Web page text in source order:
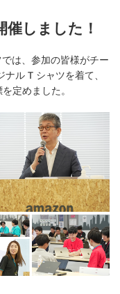
しました！
は、参加の皆様がチー
ル T シャツを着て、
定めました。